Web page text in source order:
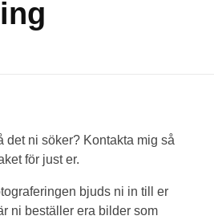
det ni söker? Kontakta mig så
för just er.
bjuds ni in till er
ni beställer era bilder som